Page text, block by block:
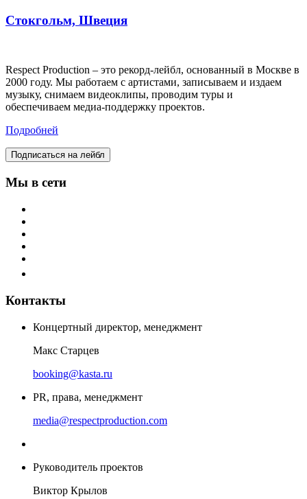
Стокгольм, Швеция
Respect Production – это рекорд-лейбл, основанный в Москве в
2000 году. Мы работаем с артистами, записываем и издаем
музыку, снимаем видеоклипы, проводим туры и
обеспечиваем медиа-поддержку проектов.
Подробней
Подписаться на лейбл
Мы в сети
Контакты
Концертный директор, менеджмент
Макс Старцев
booking@kasta.ru
PR, права, менеджмент
media@respectproduction.com
Руководитель проектов
Виктор Крылов